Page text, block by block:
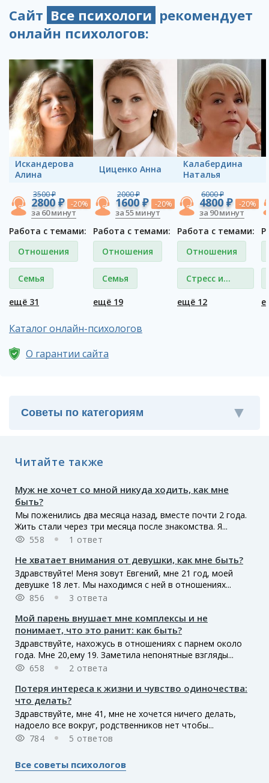
Сайт Все психологи рекомендует
онлайн психологов:
Искандерова
Алина
3500 ₽
2800 ₽ -20%
за 60 минут
Работа с темами:
Отношения
Семья
ещё 31
Циценко Анна
2000 ₽
1600 ₽ -20%
за 55 минут
Работа с темами:
Отношения
Семья
ещё 19
Калабердина
Наталья
6000 ₽
4800 ₽ -20%
за 90 минут
Работа с темами:
Отношения
Стресс и
депрессия
ещё 12
Каталог онлайн-психологов
О гарантии сайта
Читайте также
Муж не хочет со мной никуда ходить, как мне
быть?
Мы поженились два месяца назад, вместе почти 2 года.
Жить стали через три месяца после знакомства. Я...
558
1 ответ
Не хватает внимания от девушки, как мне быть?
Здравствуйте! Меня зовут Евгений, мне 21 год, моей
девушке 18 лет. Мы находимся с ней в отношениях...
856
3 ответа
Мой парень внушает мне комплексы и не
понимает, что это ранит: как быть?
Здравствуйте, нахожусь в отношениях с парнем около
года. Мне 20,ему 19. Заметила непонятные взгляды...
658
2 ответа
Потеря интереса к жизни и чувство одиночества:
что делать?
Здравствуйте, мне 41, мне не хочется ничего делать,
надоело все вокруг, родственников нет чтобы...
784
5 ответов
Все советы психологов